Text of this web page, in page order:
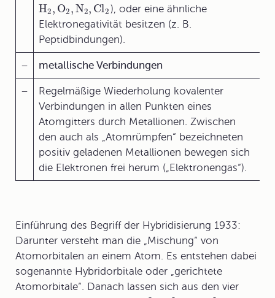
H2 , O2,N2, Cl2 ), oder eine ähnliche
Elektronegativität besitzen (z. B.
Peptidbindungen).
– metallische Verbindungen
–
Regelmäßige Wiederholung kovalenter
Verbindungen in allen Punkten eines
Atomgitters durch Metallionen. Zwischen
den auch als „Atomrümpfen“ bezeichneten
positiv geladenen Metallionen bewegen sich
die Elektronen frei herum („Elektronengas“).
Einführung des Begriff der Hybridisierung 1933:
Darunter versteht man die „Mischung“ von
Atomorbitalen an einem Atom. Es entstehen dabei
sogenannte Hybridorbitale oder „gerichtete
Atomorbitale“. Danach lassen sich aus den vier